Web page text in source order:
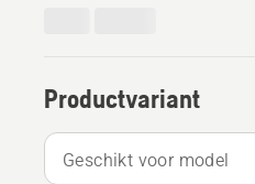
Productvariant
Geschikt voor model